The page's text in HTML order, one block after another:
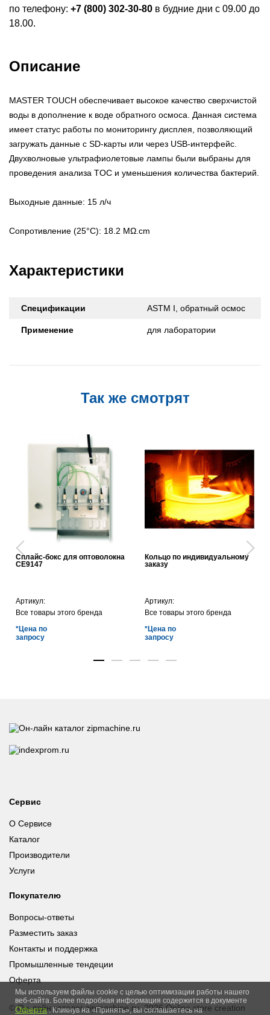
по телефону: +7 (800) 302-30-80 в будние дни с 09.00 до
18.00.
Описание
MASTER TOUCH обеспечивает высокое качество сверхчистой
воды в дополнение к воде обратного осмоса. Данная система
имеет статус работы по мониторингу дисплея, позволяющий
загружать данные с SD-карты или через USB-интерфейс.
Двухволновые ультрафиолетовые лампы были выбраны для
проведения анализа TOC и уменьшения количества бактерий.
Выходные данные: 15 л/ч
Сопротивление (25°C): 18.2 MΩ.cm
Характеристики
Спецификации ASTM I, обратный осмос
Применение для лаборатории
Так же смотрят
Сплайс-бокс для оптоволокна
CE9147
Артикул:
Все товары этого бренда
*Цена по
запросу
Кольцо по индивидуальному
заказу
Артикул:
Все товары этого бренда
*Цена по
запросу
Сервис
О Сервисе
Каталог
Производители
Услуги
Покупателю
Вопросы-ответы
Разместить заказ
Контакты и поддержка
Промышленные тендеции
Оферта
© Он-лайн каталог zipmachine.ru, 2026Online store creation
Мы используем файлы cookie с целью оптимизации работы нашего
веб-сайта. Более подробная информация содержится в документе
Оферта. Кликнув на «Принять», вы соглашаетесь на